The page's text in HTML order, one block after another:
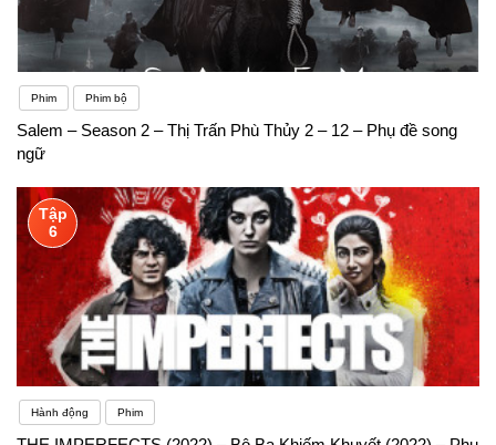
Phim Phim bộ
Salem – Season 2 – Thị Trấn Phù Thủy 2 – 12 – Phụ đề song
ngữ
Tập
6
Hành động Phim